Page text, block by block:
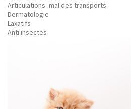
Articulations- mal des transports
Dermatologie
Laxatifs
Anti insectes